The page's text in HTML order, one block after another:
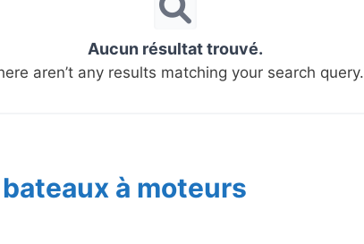
Aucun résultat trouvé.
aren’t any results matching your search query.
à moteurs